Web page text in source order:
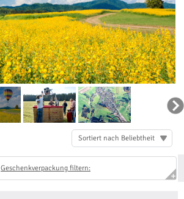
Sortiert nach Beliebtheit
Geschenkverpackung filtern: